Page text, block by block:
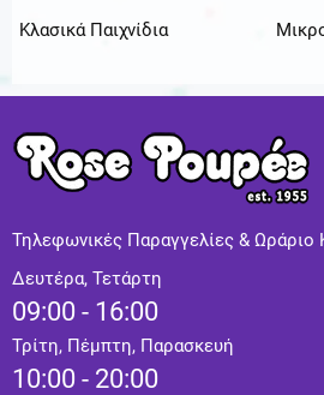
Κλασικά Παιχνίδια
Τηλεφωνικές Παραγγελίες & Ωράριο
Δευτέρα, Τετάρτη
09:00 - 16:00
Τρίτη, Πέμπτη, Παρασκευή
10:00 - 20:00